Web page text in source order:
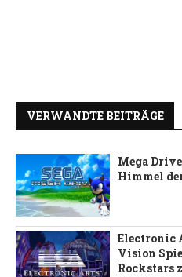
VERWANDTE BEITRÄGE
Mega
Himmel
Electronic
Vision
Rockstars